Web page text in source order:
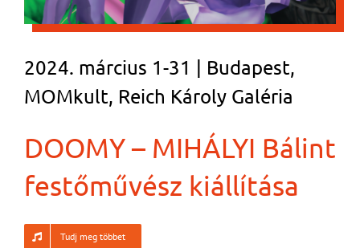
2024. március 1-31 | Budapest,
MOMkult, Reich Károly Galéria
DOOMY – MIHÁLYI Bálint
festőművész kiállítása
Tudj meg többet